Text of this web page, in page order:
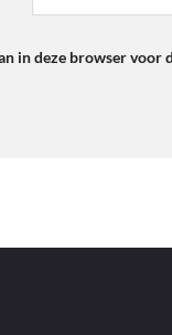
in deze browser voor